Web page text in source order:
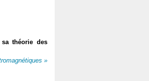
sa théorie des
»